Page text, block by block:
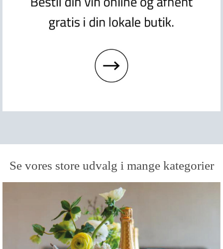
Se vores store udvalg i mange kategorier